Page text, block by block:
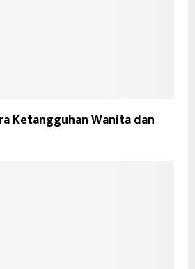
Ketangguhan Wanita dan